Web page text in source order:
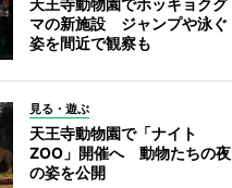
天王寺動物園でホッキョクグ
マの新施設 ジャンプや泳ぐ
姿を間近で観察も
見る・遊ぶ
天王寺動物園で「ナイト
ZOO」開催へ 動物たちの夜
の姿を公開